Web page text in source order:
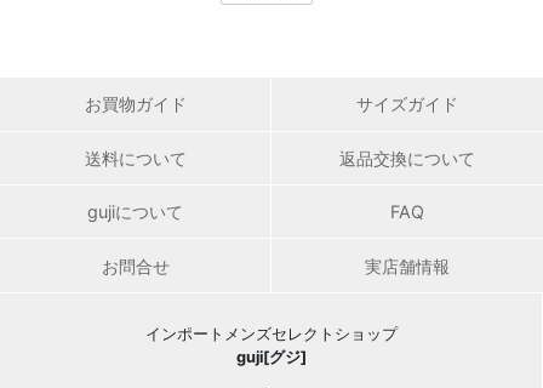
お買物ガイド サイズガイド
送料について 返品交換について
gujiについて FAQ
お問合せ 実店舗情報
インポートメンズセレクトショップ
guji[グジ]